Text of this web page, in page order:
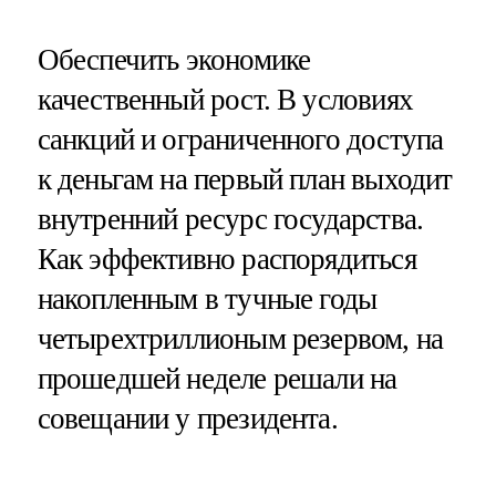
Обеспечить экономике
качественный рост. В условиях
санкций и ограниченного доступа
к деньгам на первый план выходит
внутренний ресурс государства.
Как эффективно распорядиться
накопленным в тучные годы
четырехтриллионым резервом, на
прошедшей неделе решали на
совещании у президента.